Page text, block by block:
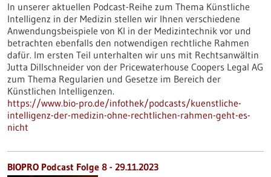
In unserer aktuellen Podcast-Reihe zum Thema Künstliche
Intelligenz in der Medizin stellen wir Ihnen verschiedene
Anwendungsbeispiele von KI in der Medizintechnik vor und
betrachten ebenfalls den notwendigen rechtliche Rahmen
dafür. Im ersten Teil unterhalten wir uns mit Rechtsanwältin
Jutta Dillschneider von der Pricewaterhouse Coopers Legal AG
zum Thema Regularien und Gesetze im Bereich der
Künstlichen Intelligenzen.
https://www.bio-pro.de/infothek/podcasts/kuenstliche-
intelligenz-der-medizin-ohne-rechtlichen-rahmen-geht-es-
nicht
BIOPRO Podcast Folge 8 - 29.11.2023